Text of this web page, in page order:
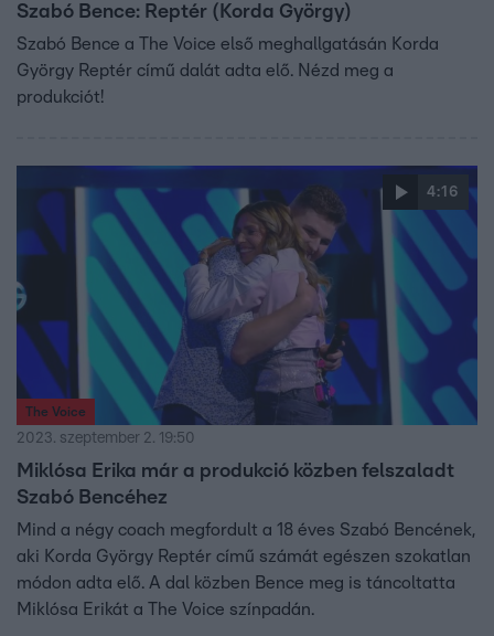
Szabó Bence: Reptér (Korda György)
Szabó Bence a The Voice első meghallgatásán Korda
György Reptér című dalát adta elő. Nézd meg a
produkciót!
4:16
The Voice
2023. szeptember 2. 19:50
Miklósa Erika már a produkció közben felszaladt
Szabó Bencéhez
Mind a négy coach megfordult a 18 éves Szabó Bencének,
aki Korda György Reptér című számát egészen szokatlan
módon adta elő. A dal közben Bence meg is táncoltatta
Miklósa Erikát a The Voice színpadán.